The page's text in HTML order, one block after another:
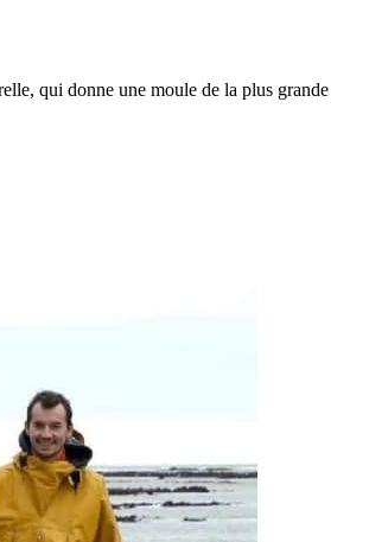
qui donne une moule de la plus grande